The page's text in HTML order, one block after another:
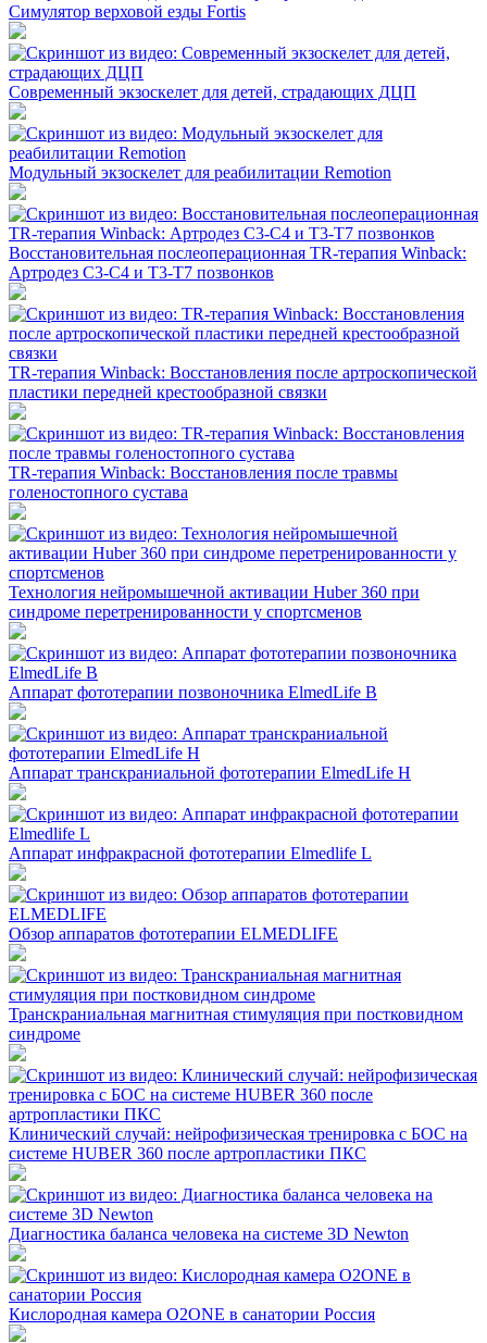
Симулятор верховой езды Fortis
Современный экзоскелет для детей, страдающих ДЦП
Модульный экзоскелет для реабилитации Remotion
Восстановительная послеоперационная TR-терапия Winback:
Артродез C3-C4 и T3-T7 позвонков
TR-терапия Winback: Восстановления после артроскопической
пластики передней крестообразной связки
TR-терапия Winback: Восстановления после травмы
голеностопного сустава
Технология нейромышечной активации Huber 360 при
синдроме перетренированности у спортсменов
Аппарат фототерапии позвоночника ElmedLife B
Аппарат транскраниальной фототерапии ElmedLife H
Аппарат инфракрасной фототерапии Elmedlife L
Обзор аппаратов фототерапии ELMEDLIFE
Транскраниальная магнитная стимуляция при постковидном
синдроме
Клинический случай: нейрофизическая тренировка с БОС на
системе HUBER 360 после артропластики ПКС
Диагностика баланса человека на системе 3D Newton
Кислородная камера O2ONE в санатории Россия